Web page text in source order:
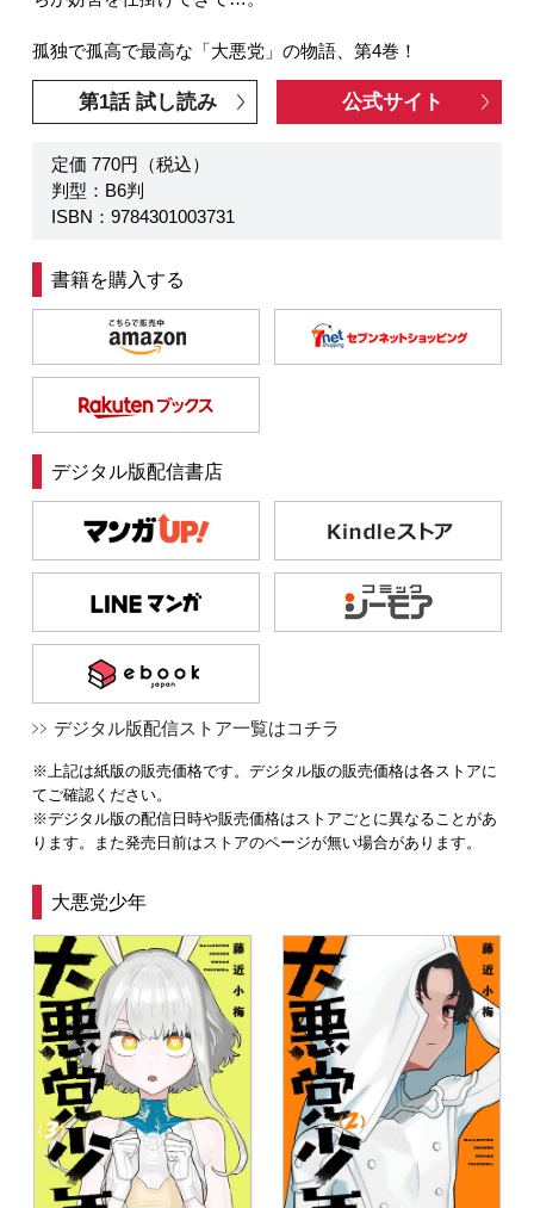
孤独で孤高で最高な「大悪党」の物語、第4巻！
第1話 試し読み 公式サイト
定価 770円（税込）
判型：B6判
ISBN：9784301003731
書籍を購入する
デジタル版配信書店
デジタル版配信ストア一覧はコチラ
※上記は紙版の販売価格です。デジタル版の販売価格は各ストアに
てご確認ください。
※デジタル版の配信日時や販売価格はストアごとに異なることがあ
ります。また発売日前はストアのページが無い場合があります。
大悪党少年